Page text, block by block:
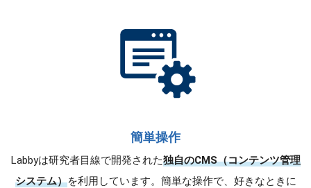
簡単操作
Labbyは研究者目線で開発された独自のCMS（コンテンツ管理
システム）を利用しています。簡単な操作で、好きなときに